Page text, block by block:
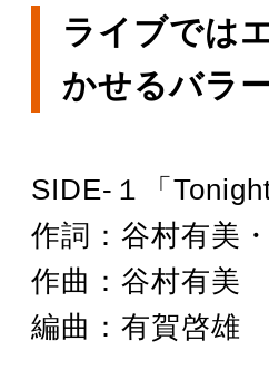
ライブでは
かせるバラ
SIDE-１「Tonight
作詞：谷村有美
作曲：谷村有美
編曲：有賀啓雄